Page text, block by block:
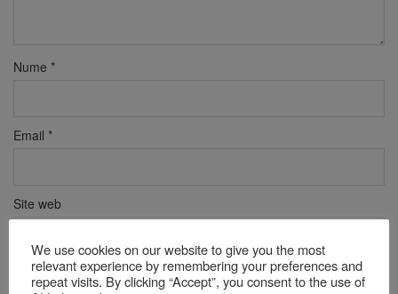
Nume *
Email *
Site web
Verificare anti-robot
We use cookies on our website to give you the most
relevant experience by remembering your preferences and
repeat visits. By clicking “Accept”, you consent to the use of